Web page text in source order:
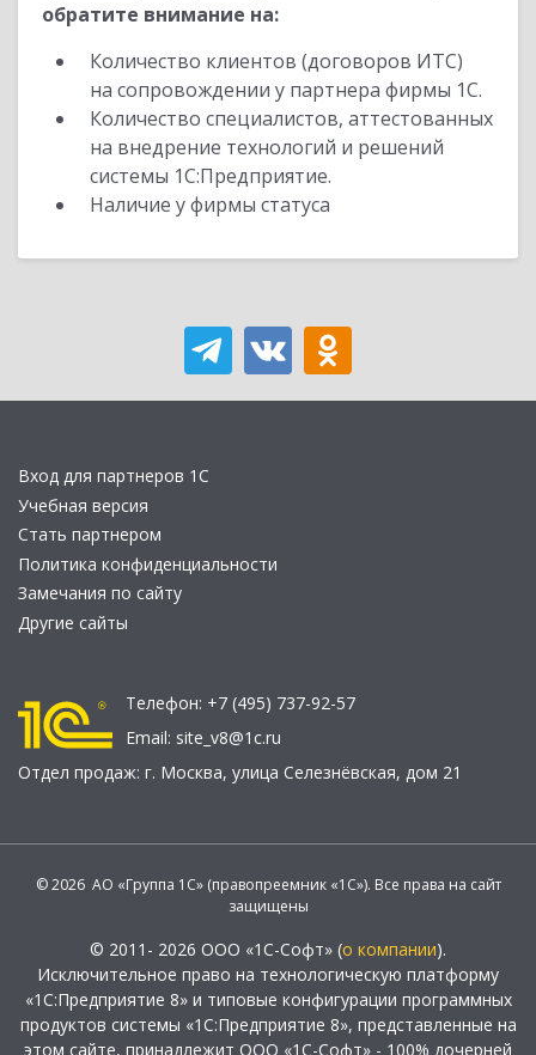
обратите внимание на:
Количество клиентов (договоров ИТС)
на сопровождении у партнера фирмы 1С.
Количество специалистов, аттестованных
на внедрение технологий и решений
системы 1С:Предприятие.
Наличие у фирмы статуса
Вход для партнеров 1С
Учебная версия
Стать партнером
Политика конфиденциальности
Замечания по сайту
Другие сайты
Телефон: +7 (495) 737-92-57
Email: site_v8@1c.ru
Отдел продаж: г. Москва, улица Селезнёвская, дом 21
© 2026 АО «Группа 1С» (правопреемник «1С»). Все права на сайт
защищены
© 2011- 2026 ООО «1С-Софт» (о компании).
Исключительное право на технологическую платформу
«1С:Предприятие 8» и типовые конфигурации программных
продуктов системы «1С:Предприятие 8», представленные на
этом сайте, принадлежит ООО «1С-Софт» - 100% дочерней